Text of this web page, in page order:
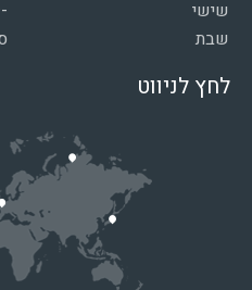
שישי
שבת
לחץ לניווט